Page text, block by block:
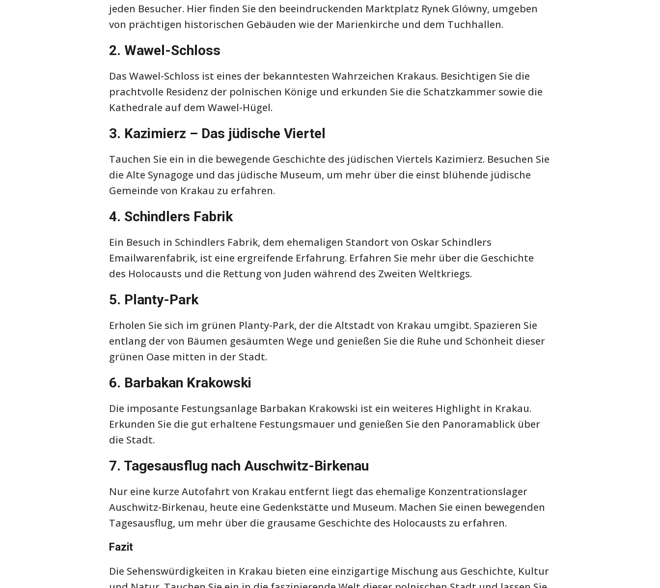
jeden Besucher. Hier finden Sie den beeindruckenden Marktplatz Rynek Glówny, umgeben
von prächtigen historischen Gebäuden wie der Marienkirche und dem Tuchhallen.
2. Wawel-Schloss
Das Wawel-Schloss ist eines der bekanntesten Wahrzeichen Krakaus. Besichtigen Sie die
prachtvolle Residenz der polnischen Könige und erkunden Sie die Schatzkammer sowie die
Kathedrale auf dem Wawel-Hügel.
3. Kazimierz – Das jüdische Viertel
Tauchen Sie ein in die bewegende Geschichte des jüdischen Viertels Kazimierz. Besuchen Sie
die Alte Synagoge und das jüdische Museum, um mehr über die einst blühende jüdische
Gemeinde von Krakau zu erfahren.
4. Schindlers Fabrik
Ein Besuch in Schindlers Fabrik, dem ehemaligen Standort von Oskar Schindlers
Emailwarenfabrik, ist eine ergreifende Erfahrung. Erfahren Sie mehr über die Geschichte
des Holocausts und die Rettung von Juden während des Zweiten Weltkriegs.
5. Planty-Park
Erholen Sie sich im grünen Planty-Park, der die Altstadt von Krakau umgibt. Spazieren Sie
entlang der von Bäumen gesäumten Wege und genießen Sie die Ruhe und Schönheit dieser
grünen Oase mitten in der Stadt.
6. Barbakan Krakowski
Die imposante Festungsanlage Barbakan Krakowski ist ein weiteres Highlight in Krakau.
Erkunden Sie die gut erhaltene Festungsmauer und genießen Sie den Panoramablick über
die Stadt.
7. Tagesausflug nach Auschwitz-Birkenau
Nur eine kurze Autofahrt von Krakau entfernt liegt das ehemalige Konzentrationslager
Auschwitz-Birkenau, heute eine Gedenkstätte und Museum. Machen Sie einen bewegenden
Tagesausflug, um mehr über die grausame Geschichte des Holocausts zu erfahren.
Fazit
Die Sehenswürdigkeiten in Krakau bieten eine einzigartige Mischung aus Geschichte, Kultur